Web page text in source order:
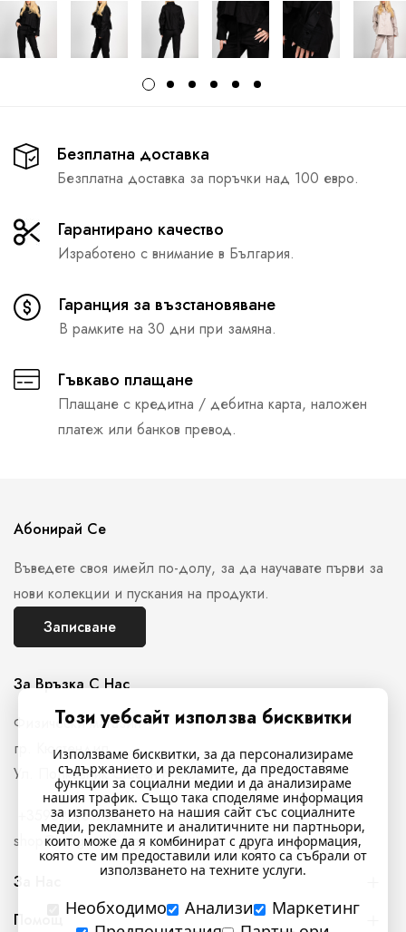
Безплатна доставка
Безплатна доставка за поръчки над 100 евро.
Гарантирано качество
Изработено с внимание в България.
Гаранция за възстановяване
В рамките на 30 дни при замяна.
Гъвкаво плащане
Плащане с кредитна / дебитна карта, наложен
платеж или банков превод.
За Връзка С Нас
Физически магазин
гр. Кюстендил,
Ул. Полковник Стефан Манов N26
+359897761716
shop@indigostyle.bg
За Нас
Помощ
Абонирай Се
Въведете своя имейл по-долу, за да научавате първи за
нови колекции и пускания на продукти.
Записване
Този уебсайт използва бисквитки
Използваме бисквитки, за да персонализираме
съдържанието и рекламите, да предоставяме
функции за социални медии и да анализираме
нашия трафик. Също така споделяме информация
за използването на нашия сайт със социалните
медии, рекламните и аналитичните ни партньори,
които може да я комбинират с друга информация,
която сте им предоставили или която са събрали от
използването на техните услуги.
Необходимо Анализи
Маркетинг